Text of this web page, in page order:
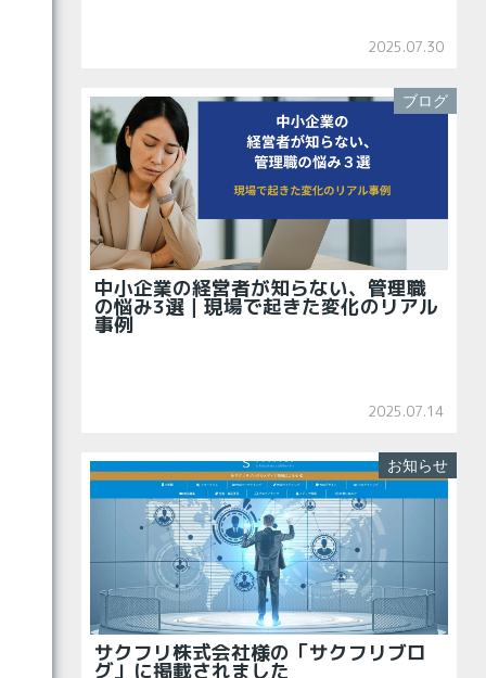
2025.07.30
中小企業の経営者が知らない、管理職
の悩み3選｜現場で起きた変化のリアル
事例
2025.07.14
ブログ
サクフリ株式会社様の「サクフリブロ
グ」に掲載されました
お知らせ